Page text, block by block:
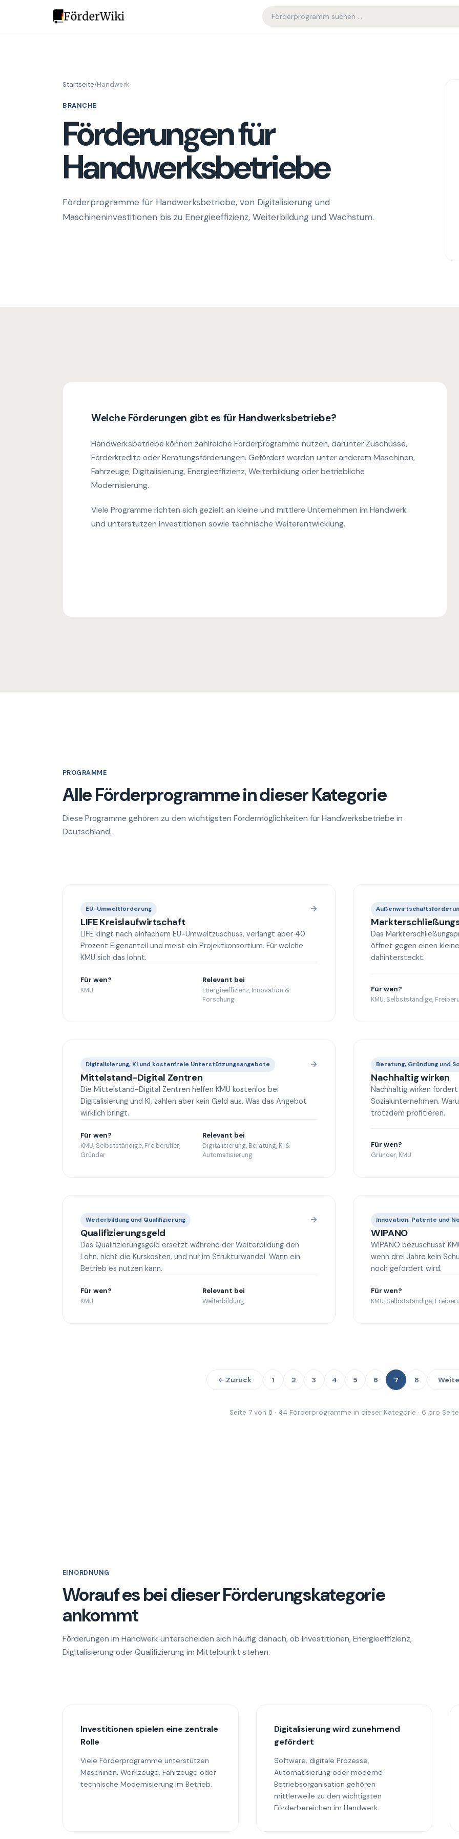
Startseite/Handwerk
BRANCHE
Förderungen für
Handwerksbetriebe
Förderprogramme für Handwerksbetriebe, von Digitalisierung und
Maschineninvestitionen bis zu Energieeffizienz, Weiterbildung und Wachstum.
Welche Förderungen gibt es für Handwerksbetriebe?
Handwerksbetriebe können zahlreiche Förderprogramme nutzen, darunter Zuschüsse,
Förderkredite oder Beratungsförderungen. Gefördert werden unter anderem Maschinen,
Fahrzeuge, Digitalisierung, Energieeffizienz, Weiterbildung oder betriebliche
Modernisierung.
Viele Programme richten sich gezielt an kleine und mittlere Unternehmen im Handwerk
und unterstützen Investitionen sowie technische Weiterentwicklung.
PROGRAMME
Alle Förderprogramme in dieser Kategorie
Diese Programme gehören zu den wichtigsten Fördermöglichkeiten für Handwerksbetriebe in
Deutschland.
EU-Umweltförderung →
LIFE Kreislaufwirtschaft
LIFE klingt nach einfachem EU-Umweltzuschuss, verlangt aber 40
Prozent Eigenanteil und meist ein Projektkonsortium. Für welche
KMU sich das lohnt.
Für wen?
KMU
Relevant bei
Energieeffizienz, Innovation &
Forschung
Das
öffnet gegen einen
dahintersteckt.
Für wen?
KMU, Selbstständige,
Digitalisierung, KI und kostenfreie Unterstützungsangebote →
Mittelstand-Digital Zentren
Die Mittelstand-Digital Zentren helfen KMU kostenlos bei
Digitalisierung und KI, zahlen aber kein Geld aus. Was das Angebot
wirklich bringt.
Für wen?
KMU, Selbstständige, Freiberufler,
Gründer
Relevant bei
Digitalisierung, Beratung, KI &
Automatisierung
Beratung, Gründung und
Nachhaltig wirken
Nachhaltig wirken
Sozialunternehmen.
trotzdem profitieren.
Für wen?
Gründer, KMU
Weiterbildung und Qualifizierung →
Qualifizierungsgeld
Das Qualifizierungsgeld ersetzt während der Weiterbildung den
Lohn, nicht die Kurskosten, und nur im Strukturwandel. Wann ein
Betrieb es nutzen kann.
Für wen?
KMU
Relevant bei
Weiterbildung
Innovation, Patente und
WIPANO
WIPANO bezuschusst
wenn drei Jahre kein
noch gefördert wird.
Für wen?
KMU, Selbstständige,
← Zurück 1 2 3 4 5 6 7 8
Seite 7 von 8 · 44 Förderprogramme in dieser Kategorie · 6 pro Seite
EINORDNUNG
Worauf es bei dieser Förderungskategorie
ankommt
Förderungen im Handwerk unterscheiden sich häufig danach, ob Investitionen, Energieeffizienz,
Digitalisierung oder Qualifizierung im Mittelpunkt stehen.
Investitionen spielen eine zentrale
Rolle
Viele Förderprogramme unterstützen
Maschinen, Werkzeuge, Fahrzeuge oder
technische Modernisierung im Betrieb.
Digitalisierung wird zunehmend
gefördert
Software, digitale Prozesse,
Automatisierung oder moderne
Betriebsorganisation gehören
mittlerweile zu den wichtigsten
Förderbereichen im Handwerk.